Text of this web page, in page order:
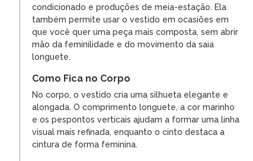
condicionado e produções de meia-estação. Ela
também permite usar o vestido em ocasiões em
que você quer uma peça mais composta, sem abrir
mão da feminilidade e do movimento da saia
longuete.
Como Fica no Corpo
No corpo, o vestido cria uma silhueta elegante e
alongada. O comprimento longuete, a cor marinho
e os pespontos verticais ajudam a formar uma linha
visual mais refinada, enquanto o cinto destaca a
cintura de forma feminina.